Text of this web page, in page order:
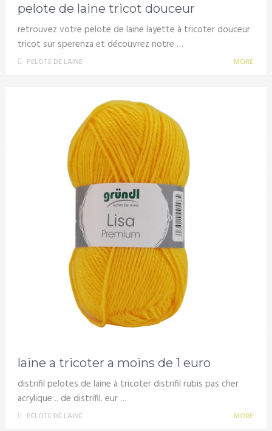
pelote de laine tricot douceur
retrouvez votre pelote de laine layette à tricoter douceur
tricot sur sperenza et découvrez notre …
PELOTE DE LAINE MORE
laine a tricoter a moins de 1 euro
distrifil pelotes de laine à tricoter distrifil rubis pas cher
acrylique .. de distrifil. eur …
PELOTE DE LAINE MORE